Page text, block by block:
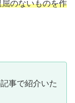
屈のないものを作
事で紹介いた